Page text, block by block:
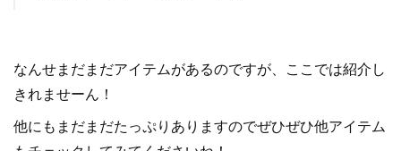
なんせまだまだアイテムがあるのですが、ここでは紹介し
きれませーん！
他にもまだまだたっぷりありますのでぜひぜひ他アイテム